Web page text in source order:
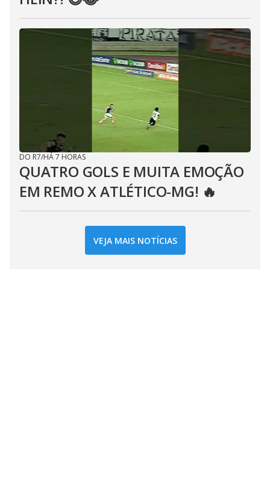
DO R7/HÁ 7 HORAS
QUATRO GOLS E MUITA EMOÇÃO
EM REMO X ATLÉTICO-MG! 🔥
VEJA MAIS NOTÍCIAS